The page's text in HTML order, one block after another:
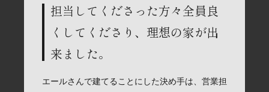
担当してくださった方々全員良
くしてくださり、理想の家が出
来ました。
エールさんで建てることにした決め手は、営業担